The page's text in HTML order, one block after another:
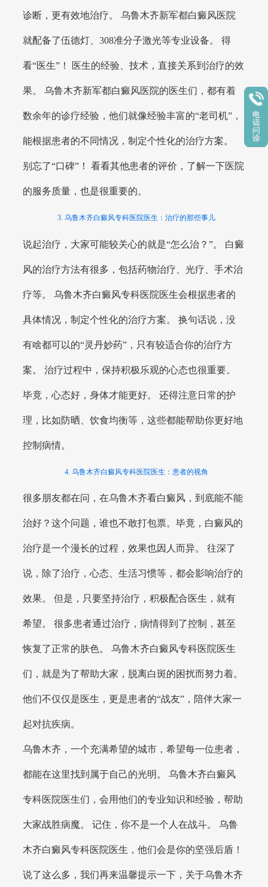
诊断，更有效地治疗。 乌鲁木齐新军都白癜风医院
就配备了伍德灯、308准分子激光等专业设备。 得
看“医生”！ 医生的经验、技术，直接关系到治疗的效
果。 乌鲁木齐新军都白癜风医院的医生们，都有着
数余年的诊疗经验，他们就像经验丰富的“老司机”，
能根据患者的不同情况，制定个性化的治疗方案。
别忘了“口碑”！ 看看其他患者的评价，了解一下医院
的服务质量，也是很重要的。
3. 乌鲁木齐白癜风专科医院医生：治疗的那些事儿
说起治疗，大家可能较关心的就是“怎么治？”。 白癜
风的治疗方法有很多，包括药物治疗、光疗、手术治
疗等。 乌鲁木齐白癜风专科医院医生会根据患者的
具体情况，制定个性化的治疗方案。 换句话说，没
有啥都可以的“灵丹妙药”，只有较适合你的治疗方
案。 治疗过程中，保持积极乐观的心态也很重要。
毕竟，心态好，身体才能更好。 还得注意日常的护
理，比如防晒、饮食均衡等，这些都能帮助你更好地
控制病情。
4. 乌鲁木齐白癜风专科医院医生：患者的视角
很多朋友都在问，在乌鲁木齐看白癜风，到底能不能
治好？这个问题，谁也不敢打包票。毕竟，白癜风的
治疗是一个漫长的过程，效果也因人而异。 往深了
说，除了治疗，心态、生活习惯等，都会影响治疗的
效果。 但是，只要坚持治疗，积极配合医生，就有
希望。 很多患者通过治疗，病情得到了控制，甚至
恢复了正常的肤色。 乌鲁木齐白癜风专科医院医生
们，就是为了帮助大家，脱离白斑的困扰而努力着。
他们不仅仅是医生，更是患者的“战友”，陪伴大家一
起对抗疾病。
乌鲁木齐，一个充满希望的城市，希望每一位患者，
都能在这里找到属于自己的光明。 乌鲁木齐白癜风
专科医院医生们，会用他们的专业知识和经验，帮助
大家战胜病魔。 记住，你不是一个人在战斗。 乌鲁
木齐白癜风专科医院医生，他们会是你的坚强后盾！
说了这么多，我们再来温馨提示一下，关于乌鲁木齐